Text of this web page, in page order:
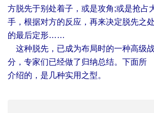
方脱先于别处着子，或是攻角;或是抢占
手，根据对方的反应，再来决定脱先之处
的最后定形……
这种脱先，已成为布局时的一种高级
分，专家们已经做了归纳总结。下面所
介绍的，是几种实用之型。